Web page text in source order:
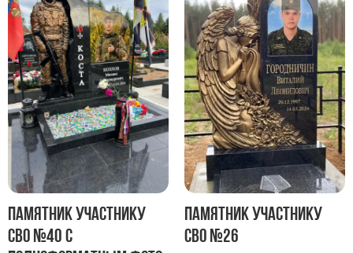
Фигурные памятники
Памятники в виде гитары
Памятники комбинированные
Памятники из цветного гранита
Памятники красные
Памятники красно-черные
Памятники коричневые
Памятники зеленые
Памятники из Дымовского гранита
Памятник участнику
СВО №40 с
Памятник участнику
СВО №26